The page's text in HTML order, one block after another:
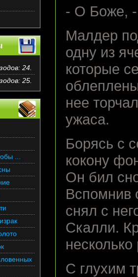
- О Боже,
Малдер
одну из
которые
нее
ужаса.
Борясь с
кокону
Он бил
Вспомнив
снял с
Скалли.
С глухим
24.
25.
...